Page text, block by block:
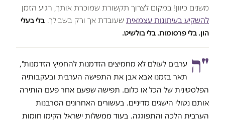
משנים כיוון! במקום לצרוך תקשורת שמוכרת אותך, הגיע הזמן
להשקיע בעיתונות עצמאית שעובדת אך ורק בשבילך. בלי בעלי
הון. בלי פרסומות. בלי בולשיט.
"ה ערבים לעולם לא מחמיצים הזדמנות להחמיץ הזדמנות",
תאר בזמנו אבא אבן את התפישה הערבית ובעקבותיה
הפלסטינית של הכל או כלום. תפישה שפעם אחר פעם הותירה
אותם נטולי הישגים מדיניים. בעשורים האחרונים הסרבנות
הערבית הלכה והתפוגגה. בעוד ממשלות ישראל הקימו חומות